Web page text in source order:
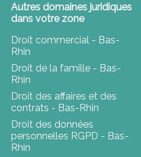
Autres domaines juridiques
dans votre zone
Droit commercial - Bas-
Rhin
Droit de la famille - Bas-
Rhin
Droit des affaires et des
contrats - Bas-Rhin
Droit des données
personnelles RGPD - Bas-
Rhin